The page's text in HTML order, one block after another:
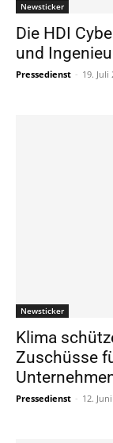
Newsticker
Die HDI
und
Pressedienst - 19. Juli
Newsticker
Klima
Zuschüsse
Pressedienst - 12.